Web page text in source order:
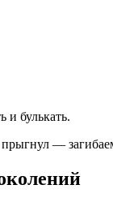
и булькать.
—